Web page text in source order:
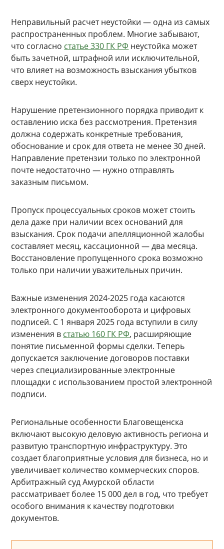
Неправильный расчет неустойки — одна из самых
распространенных проблем. Многие забывают,
что согласно статье 330 ГК РФ неустойка может
быть зачетной, штрафной или исключительной,
что влияет на возможность взыскания убытков
сверх неустойки.
Нарушение претензионного порядка приводит к
оставлению иска без рассмотрения. Претензия
должна содержать конкретные требования,
обоснование и срок для ответа не менее 30 дней.
Направление претензии только по электронной
почте недостаточно — нужно отправлять
заказным письмом.
Пропуск процессуальных сроков может стоить
дела даже при наличии всех оснований для
взыскания. Срок подачи апелляционной жалобы
составляет месяц, кассационной — два месяца.
Восстановление пропущенного срока возможно
только при наличии уважительных причин.
Важные изменения 2024-2025 года касаются
электронного документооборота и цифровых
подписей. С 1 января 2025 года вступили в силу
изменения в статью 160 ГК РФ, расширяющие
понятие письменной формы сделки. Теперь
допускается заключение договоров поставки
через специализированные электронные
площадки с использованием простой электронной
подписи.
Региональные особенности Благовещенска
включают высокую деловую активность региона и
развитую транспортную инфраструктуру. Это
создает благоприятные условия для бизнеса, но и
увеличивает количество коммерческих споров.
Арбитражный суд Амурской области
рассматривает более 15 000 дел в год, что требует
особого внимания к качеству подготовки
документов.